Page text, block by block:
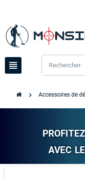
view_headline
chevron_right Accessoires de
AVEC